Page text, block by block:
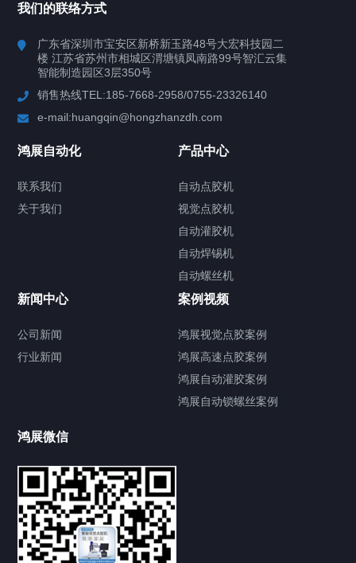
案例视频
联系我们
关于我们
提交您的需求，获取产品资料与报价
亦可拨打我们的24小时服务咨询热线
我们的联络方式
广东省深圳市宝安区新桥新玉路48号大宏科技园二
楼 江苏省苏州市相城区渭塘镇凤南路99号智汇云集
智能制造园区3层350号
销售热线TEL:185-7668-2958/0755-23326140
e-mail:huangqin@hongzhanzdh.com
鸿展自动化
联系我们
关于我们
产品中心
自动点胶机
视觉点胶机
自动灌胶机
自动焊锡机
自动螺丝机
新闻中心
公司新闻
行业新闻
案例视频
鸿展视觉点胶案例
鸿展高速点胶案例
鸿展自动灌胶案例
鸿展自动锁螺丝案例
鸿展微信